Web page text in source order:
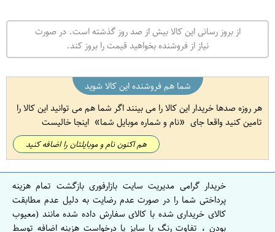
از بروز رسانی این کالا بیش از صد روز گذشته است. در صورت
نیاز از فروشنده بخواهید قیمت را بروز کند.
شما هم فروشنده این کالا شوید
هر روزه صدها خریدار این کالا را می بینند اگر شما هم می توانید این کالا را
تامین کنید واقعا جای
نام و شماره موبایل شما اینجا خالیست
هم اکنون نام و موبایلتان را اضافه کنید
خریدار گرامی مدیریت سایت بازارفوری بازگشت تمام هزینه
پرداختی شما را در صورت عدم رضایت به دلیل عدم مطابقت
کالای خریداری شده با کالای سفارش داده شده مانند (معیوب
بودن ، تفاوت رنگ یا سایز یا درخواست هزینه اضافه توسط